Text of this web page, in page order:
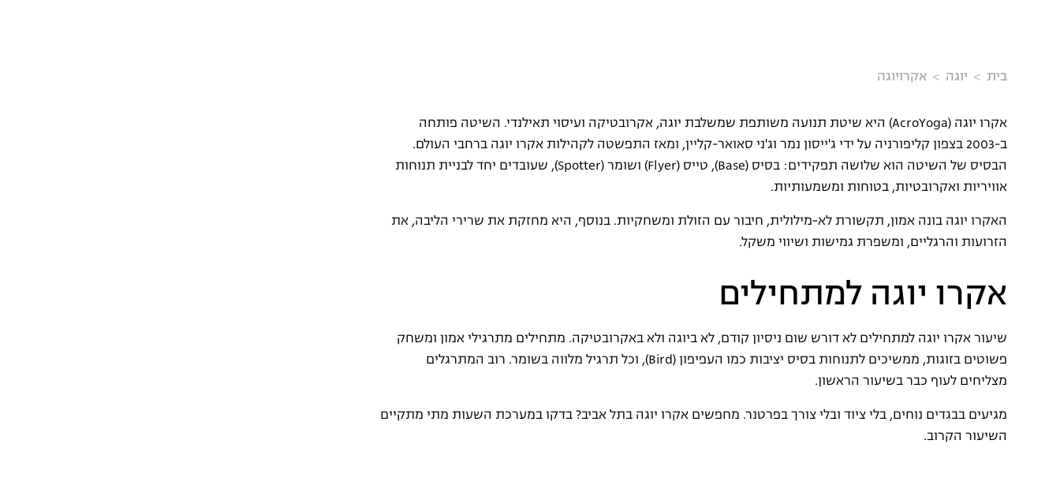
בית יוגה אקרויוגה
אקרו יוגה (AcroYoga) היא שיטת תנועה משותפת שמשלבת יוגה, אקרובטיקה ועיסוי תאילנדי. השיטה פותחה
ב-2003 בצפון קליפורניה על ידי ג'ייסון נמר וג'ני סאואר-קליין, ומאז התפשטה לקהילות אקרו יוגה ברחבי העולם.
הבסיס של השיטה הוא שלושה תפקידים: בסיס (Base), טייס (Flyer) ושומר (Spotter), שעובדים יחד לבניית תנוחות
אוויריות ואקרובטיות, בטוחות ומשמעותיות.
האקרו יוגה בונה אמון, תקשורת לא-מילולית, חיבור עם הזולת ומשחקיות. בנוסף, היא מחזקת את שרירי הליבה, את
הזרועות והרגליים, ומשפרת גמישות ושיווי משקל.
אקרו יוגה למתחילים
שיעור אקרו יוגה למתחילים לא דורש שום ניסיון קודם, לא ביוגה ולא באקרובטיקה. מתחילים מתרגילי אמון ומשחק
פשוטים בזוגות, ממשיכים לתנוחות בסיס יציבות כמו העפיפון (Bird), וכל תרגיל מלווה בשומר. רוב המתרגלים
מצליחים לעוף כבר בשיעור הראשון.
מגיעים בבגדים נוחים, בלי ציוד ובלי צורך בפרטנר. מחפשים אקרו יוגה בתל אביב? בדקו במערכת השעות מתי מתקיים
השיעור הקרוב.